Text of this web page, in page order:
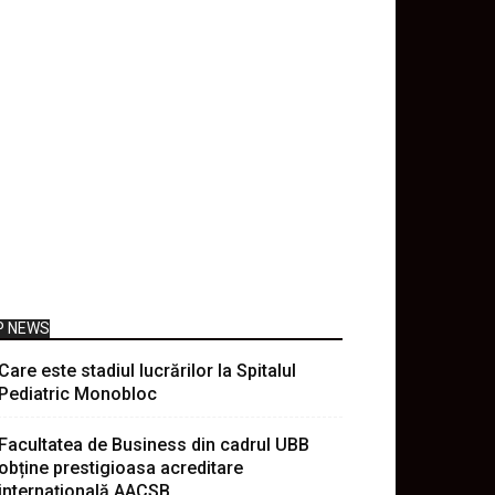
NEWS
este stadiul lucrărilor la Spitalul
Monobloc
de Business din cadrul UBB
prestigioasa acreditare